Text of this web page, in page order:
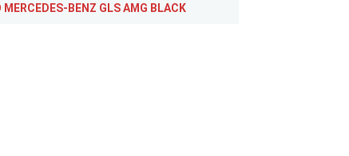
ВІДГУКИ ПРО MERCEDES-BENZ GLS AMG BLACK